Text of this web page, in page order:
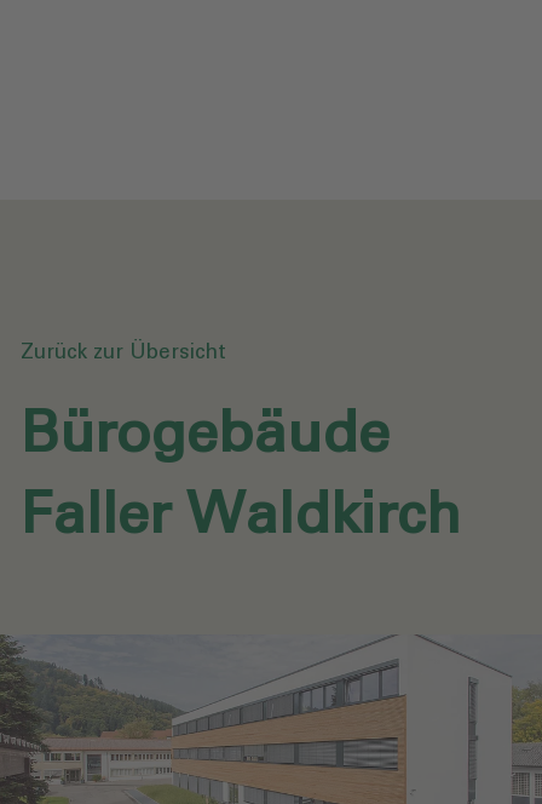
Zurück zur Übersicht
Bürogebäude
Faller Waldkirch‎